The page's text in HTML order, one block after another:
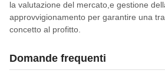
la valutazione del mercato,e gestione
approvvigionamento per garantire una
concetto al profitto.
Domande frequenti